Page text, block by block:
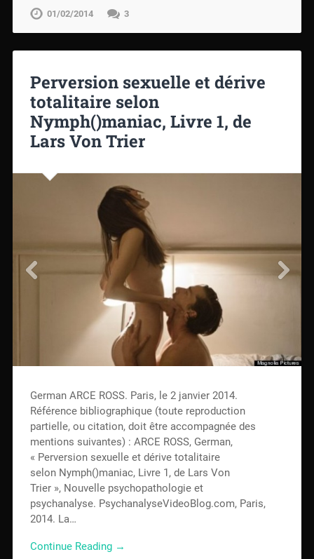
01/02/2014 3
Perversion sexuelle et dérive
totalitaire selon
Nymph()maniac, Livre 1, de
Lars Von Trier
German ARCE ROSS. Paris, le 2 janvier 2014.
Référence bibliographique (toute reproduction
partielle, ou citation, doit être accompagnée des
mentions suivantes) : ARCE ROSS, German,
« Perversion sexuelle et dérive totalitaire
selon Nymph()maniac, Livre 1, de Lars Von
Trier », Nouvelle psychopathologie et
psychanalyse. PsychanalyseVideoBlog.com, Paris,
2014. La…
Continue Reading →